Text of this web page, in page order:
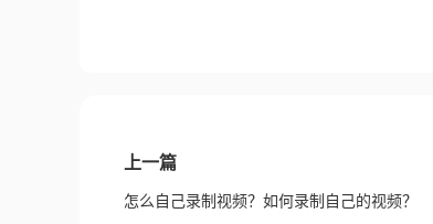
上一篇
怎么自己录制视频？如何录制自己的视频？